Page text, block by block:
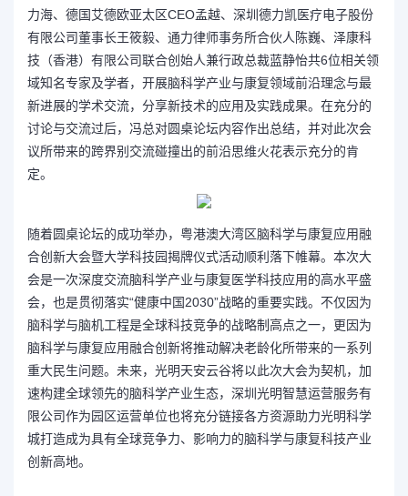
力海、德国艾德欧亚太区CEO孟越、深圳德力凯医疗电子股份
有限公司董事长王筱毅、通力律师事务所合伙人陈巍、泽康科
技（香港）有限公司联合创始人兼行政总裁蓝静怡共6位相关领
域知名专家及学者，开展脑科学产业与康复领域前沿理念与最
新进展的学术交流，分享新技术的应用及实践成果。在充分的
讨论与交流过后，冯总对圆桌论坛内容作出总结，并对此次会
议所带来的跨界别交流碰撞出的前沿思维火花表示充分的肯
定。
随着圆桌论坛的成功举办，粤港澳大湾区脑科学与康复应用融
合创新大会暨大学科技园揭牌仪式活动顺利落下帷幕。本次大
会是一次深度交流脑科学产业与康复医学科技应用的高水平盛
会，也是贯彻落实“健康中国2030”战略的重要实践。不仅因为
脑科学与脑机工程是全球科技竞争的战略制高点之一，更因为
脑科学与康复应用融合创新将推动解决老龄化所带来的一系列
重大民生问题。未来，光明天安云谷将以此次大会为契机，加
速构建全球领先的脑科学产业生态，深圳光明智慧运营服务有
限公司作为园区运营单位也将充分链接各方资源助力光明科学
城打造成为具有全球竞争力、影响力的脑科学与康复科技产业
创新高地。